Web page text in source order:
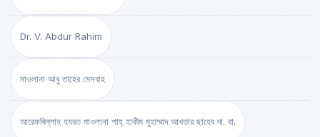
Dr. V. Abdur Rahim
মাওলানা আবু তাহের মেসবাহ
আরেফবিল্লাহ হযরত মাওলানা শাহ্ হাকীম মুহাম্মাদ আখতার ছাহেব দা. বা.